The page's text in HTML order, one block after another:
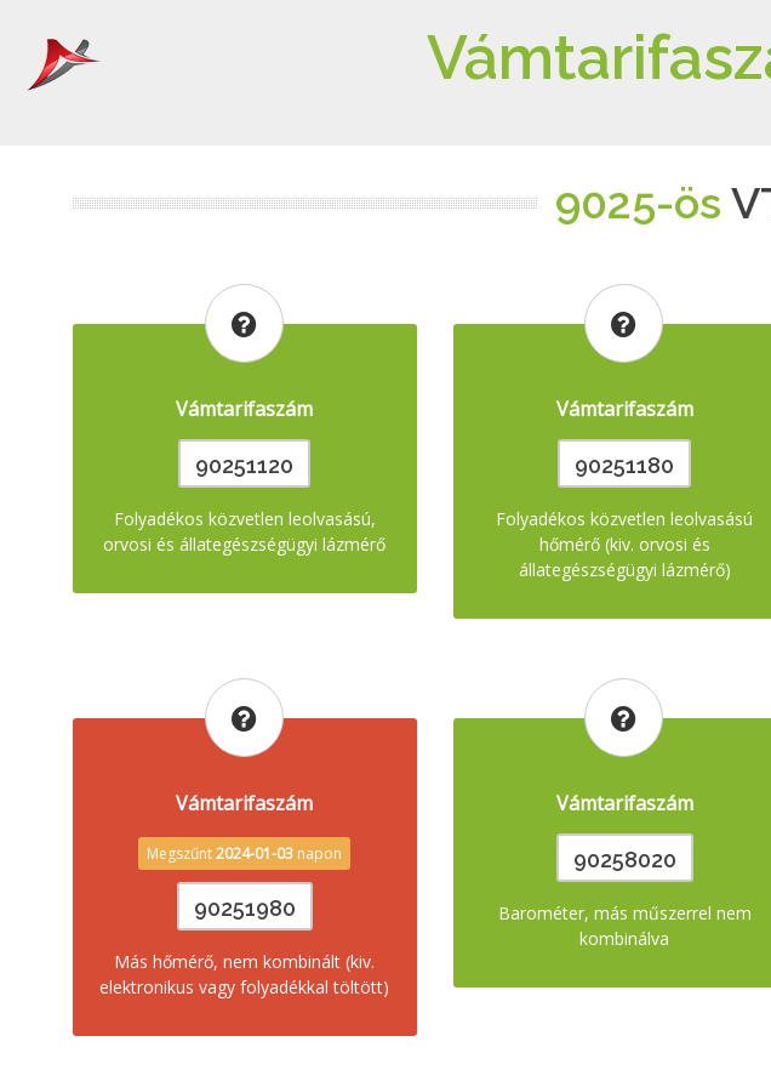
9025-ös
Vámtarifaszám
90251120
Folyadékos közvetlen leolvasású,
orvosi és állategészségügyi lázmérő
Vámtarifaszám
90251180
Folyadékos közvetlen leolvasású
hőmérő (kiv. orvosi és
állategészségügyi lázmérő)
Vámtarifaszám
Megszűnt2024-01-03 napon
90251980
Más hőmérő, nem kombinált (kiv.
elektronikus vagy folyadékkal töltött)
Vámtarifaszám
90258020
Barométer, más műszerrel nem
kombinálva